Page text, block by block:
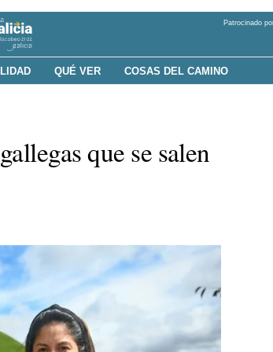
Patrocinado
QUÉ VER COSAS DEL CAMINO
que se salen